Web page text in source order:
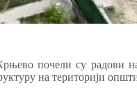
почели су радови
на територији